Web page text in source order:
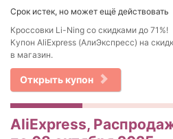
Срок истек, но может ещё действовать
Кроссовки Li-Ning со скидками до 71%!
Купон AliExpress (АлиЭкспресс) на
в магазин.
Открыть купон
AliExpress,